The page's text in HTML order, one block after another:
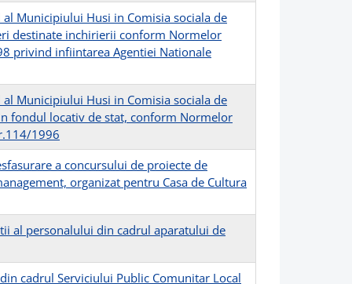
Municipiului Husi in Comisia sociala de
destinate inchirierii conform Normelor
privind infiintarea Agentiei Nationale
Municipiului Husi in Comisia sociala de
fondul locativ de stat, conform Normelor
1996
a concursului de proiecte de
organizat pentru Casa de Cultura
al personalului din cadrul aparatului de
cadrul Serviciului Public Comunitar Local